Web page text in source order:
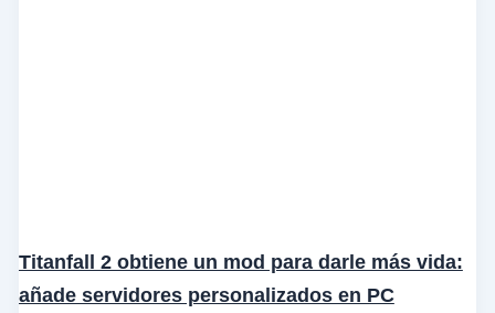
Titanfall 2 obtiene un mod para darle más vida:
añade servidores personalizados en PC